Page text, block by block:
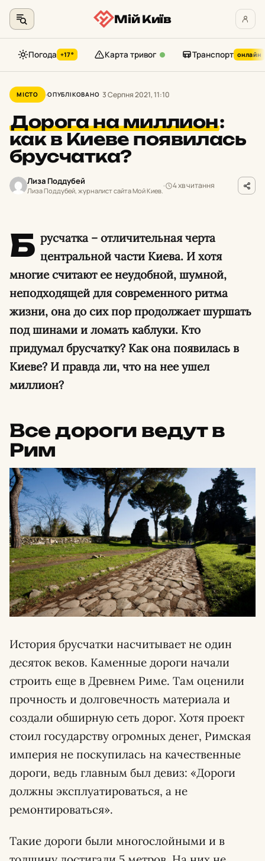
до
контенту
Мій Київ
Погода +17° Карта тривог Транспорт онлайн
МІСТО ОПУБЛІКОВАНО 3 Серпня 2021, 11:10
Дорога на миллион:
как в Киеве появилась
брусчатка?
Лиза Поддубей
Лиза Поддубей, журналист сайта Мой Киев.
4 хв читання
Б русчатка – отличительная черта
центральной части Киева. И хотя
многие считают ее неудобной, шумной,
неподходящей для современного ритма
жизни, она до сих пор продолжает шуршать
под шинами и ломать каблуки. Кто
придумал брусчатку? Как она появилась в
Киеве? И правда ли, что на нее ушел
миллион?
Все дороги ведут в
Рим
История брусчатки насчитывает не один
десяток веков. Каменные дороги начали
строить еще в Древнем Риме. Там оценили
прочность и долговечность материала и
создали обширную сеть дорог. Хотя проект
стоил государству огромных денег, Римская
империя не поскупилась на качественные
дороги, ведь главным был девиз: «Дороги
должны эксплуатироваться, а не
ремонтироваться».
Такие дороги были многослойными и в